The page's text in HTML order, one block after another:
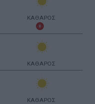
ΚΑΘΑΡΟΣ
ΚΑΘΑΡΟΣ
ΚΑΘΑΡΟΣ